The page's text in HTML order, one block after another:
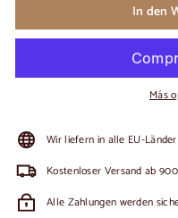
In den
Más
Wir liefern in alle EU-Länder
Kostenloser Versand ab
Alle Zahlungen werden